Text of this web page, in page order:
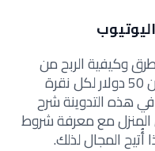
وكيفية الربح من
مشاهدة الفيديوهات وربح أكثر من 50 دولار لكل نقرة
هذه التدوينة شرح
داخل المنزل مع معرفة شروط
المجال لذلك.